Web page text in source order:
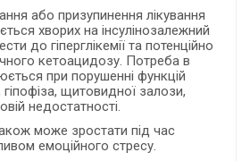
або призупинення лікування
хворих на інсулінозалежний
до гіперглікемії та потенційно
кетоацидозу. Потреба в
при порушенні функцій
щитовидної залози,
недостатності.
може зростати під час
емоційного стресу.